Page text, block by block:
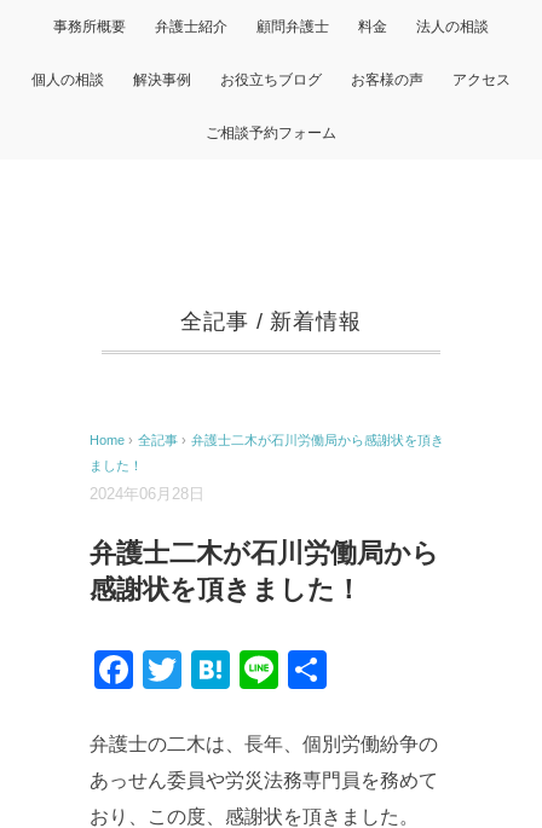
事務所概要 弁護士紹介 顧問弁護士 料金 法人の相談
個人の相談 解決事例 お役立ちブログ お客様の声 アクセス
ご相談予約フォーム
全記事 / 新着情報
Home › 全記事 › 弁護士二木が石川労働局から感謝状を頂き
ました！
2024年06月28日
弁護士二木が石川労働局から
感謝状を頂きました！
Facebook
Twitter
Hatena
Line
弁護士の二木は、長年、 個別労働紛争の
あっせん委員や労災法務専門員を務めて
おり、
この度、感謝状を頂きました。